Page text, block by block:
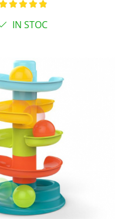
IN STOC